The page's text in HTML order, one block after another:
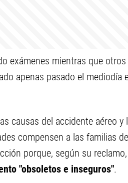
exámenes mientras que otros
apenas pasado el mediodía
causas del accidente aéreo y
compensen a las familias
porque, según su
"obsoletos e inseguros".